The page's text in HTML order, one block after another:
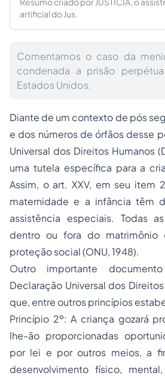
artificial do Jus.
Comentamos o caso da
condenada a prisão
Estados Unidos.
Diante de um contexto de pós
e dos números de órfãos desse
Universal dos Direitos Humanos
uma tutela específica para a
Assim, o art. XXV, em seu item
maternidade e a infância têm
assistência especiais. Todas
dentro ou fora do matrimônio
proteção social (ONU, 1948).
Outro importante
Declaração Universal dos
que, entre outros princípios
Princípio 2º: A criança gozará
lhe-ão proporcionadas
por lei e por outros meios, a
desenvolvimento físico,